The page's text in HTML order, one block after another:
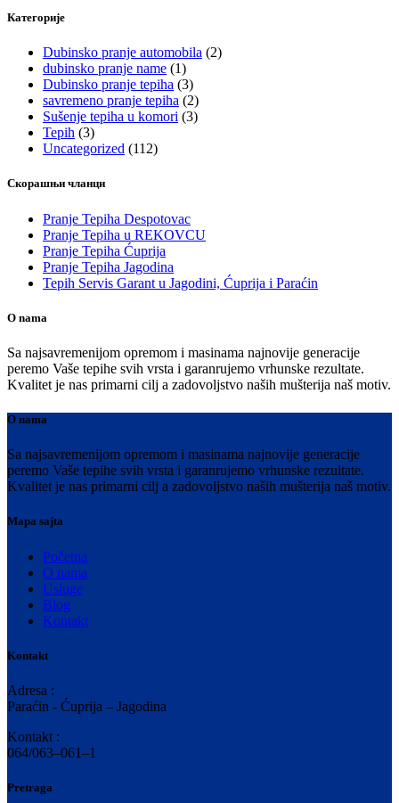
Категорије
Dubinsko pranje automobila (2)
dubinsko pranje name (1)
Dubinsko pranje tepiha (3)
savremeno pranje tepiha (2)
Sušenje tepiha u komori (3)
Tepih (3)
Uncategorized (112)
Скорашњи чланци
Pranje Tepiha Despotovac
Pranje Tepiha u REKOVCU
Pranje Tepiha Ćuprija
Pranje Tepiha Jagodina
Tepih Servis Garant u Jagodini, Ćuprija i Paraćin
O nama
Sa najsavremenijom opremom i masinama najnovije generacije
peremo Vaše tepihe svih vrsta i garanrujemo vrhunske rezultate.
Kvalitet je nas primarni cilj a zadovoljstvo naših mušterija naš motiv.
O nama
Sa najsavremenijom opremom i masinama najnovije generacije
peremo Vaše tepihe svih vrsta i garanrujemo vrhunske rezultate.
Kvalitet je nas primarni cilj a zadovoljstvo naših mušterija naš motiv.
Mapa sajta
Početna
O nama
Usluge
Blog
Kontakt
Kontakt
Adresa :
Paraćin - Ćuprija – Jagodina
Kontakt :
064/063–061–1
Pretraga